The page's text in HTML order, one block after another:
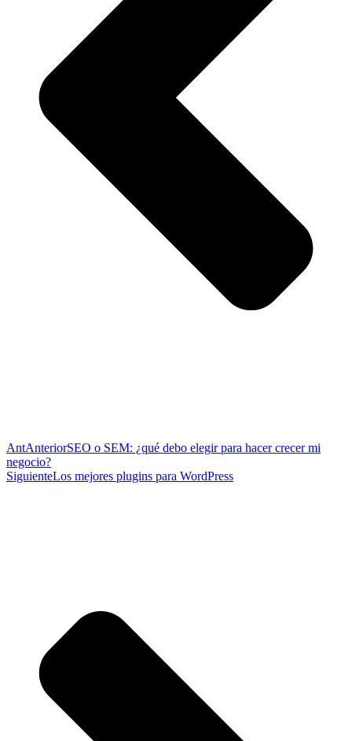
AntAnteriorSEO o SEM: ¿qué debo elegir para hacer crecer mi
negocio?
SiguienteLos mejores plugins para WordPress